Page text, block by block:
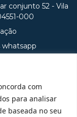
com
para analisar
baseada no seu
conjunto 52 - Vila
000
whatsapp
no Sistema e-